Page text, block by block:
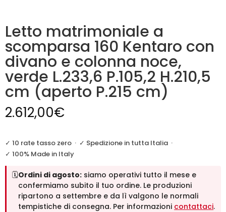
Letto matrimoniale a
scomparsa 160 Kentaro con
divano e colonna noce,
verde L.233,6 P.105,2 H.210,5
cm (aperto P.215 cm)
2.612,00€
✓ 10 rate tasso zero · ✓ Spedizione in tutta Italia ·
✓ 100% Made in Italy
🗓️Ordini di agosto: siamo operativi tutto il mese e
confermiamo subito il tuo ordine. Le produzioni
ripartono a settembre e da lì valgono le normali
tempistiche di consegna. Per informazioni contattaci.